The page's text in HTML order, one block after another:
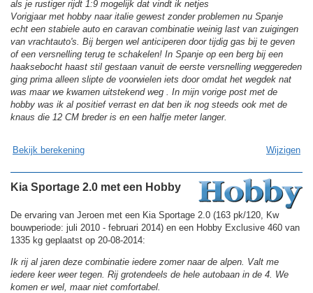
als je rustiger rijdt 1:9 mogelijk dat vindt ik netjes
Vorigjaar met hobby naar italie gewest zonder problemen nu Spanje
echt een stabiele auto en caravan combinatie weinig last van zuigingen
van vrachtauto's. Bij bergen wel anticiperen door tijdig gas bij te geven
of een versnelling terug te schakelen! In Spanje op een berg bij een
haaksebocht haast stil gestaan vanuit de eerste versnelling weggereden
ging prima alleen slipte de voorwielen iets door omdat het wegdek nat
was maar we kwamen uitstekend weg . In mijn vorige post met de
hobby was ik al positief verrast en dat ben ik nog steeds ook met de
knaus die 12 CM breder is en een halfje meter langer.
Bekijk berekening Wijzigen
Kia Sportage 2.0 met een Hobby
De ervaring van Jeroen met een Kia Sportage 2.0 (163 pk/120, Kw
bouwperiode: juli 2010 - februari 2014) en een Hobby Exclusive 460 van
1335 kg geplaatst op 20-08-2014:
Ik rij al jaren deze combinatie iedere zomer naar de alpen. Valt me
iedere keer weer tegen. Rij grotendeels de hele autobaan in de 4. We
komen er wel, maar niet comfortabel.